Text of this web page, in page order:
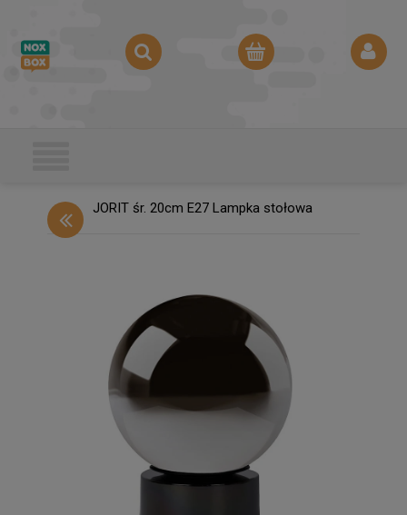
JORIT śr. 20cm E27 Lampka stołowa